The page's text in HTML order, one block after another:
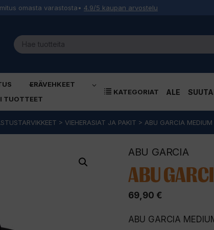
omasta varastosta• 4.9/5 kaupan arvostelu
ERÄVEHKEET
TUOTTEET
KATEGORIAT ALE
> VIEHERASIAT JA PAKIT > ABU GARCIA
ABU GARCIA
ABU
69,90 €
ABU GARCIA